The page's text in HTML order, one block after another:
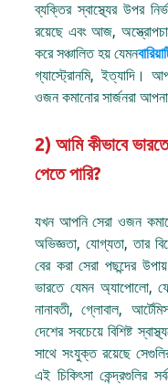
ব্যক্তির স্বাস্থ্যের উপর
রয়েছে এবং আজ,
করে সঞ্চালিত হয় যেমন
গ্যাস্ট্রোনমি, ইত্যাদি।
ওজন কমানোর সার্জনরা
2) আমি কীভাবে
পেতে পারি?
যখন আপনি সেরা ওজন
অভিজ্ঞতা, যোগ্যতা, তার
বের করা সেরা পছন্দের
ভারতে যেমন অ্যাপোলো,
নানাবতী, গ্লোবাল,
দেশের সবচেয়ে বিশিষ্ট
সাথে সংযুক্ত রয়েছে
এই চিকিৎসা কেন্দ্রগুলির